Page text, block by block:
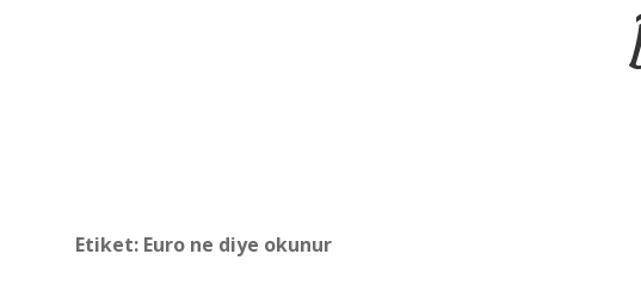
Etiket: Euro ne diye okunur